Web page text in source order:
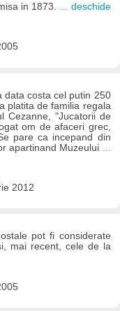
in 1873.
... deschide
data costa cel putin 250
platita de familia regala
Cezanne, "Jucatorii de
om de afaceri grec,
pare ca incepand din
apartinand Muzeului
2012
pot fi considerate
mai recent, cele de la